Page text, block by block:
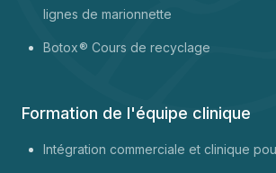
lignes de marionnette
Botox® Cours de recyclage
Formation de l'équipe clinique
Intégration commerciale et clinique